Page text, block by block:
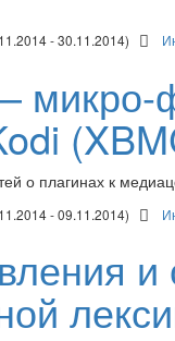
- 30.11.2014)
микро-
о плагинах к
- 09.11.2014)
и